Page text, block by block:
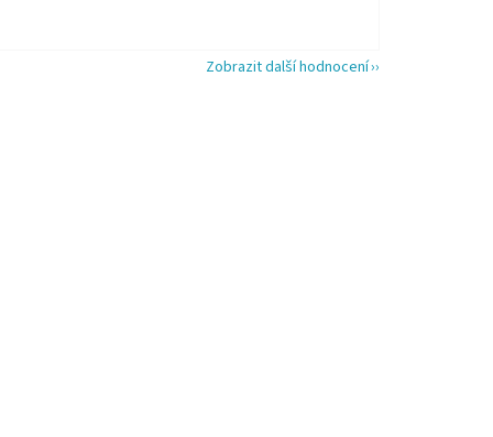
Zobrazit další hodnocení